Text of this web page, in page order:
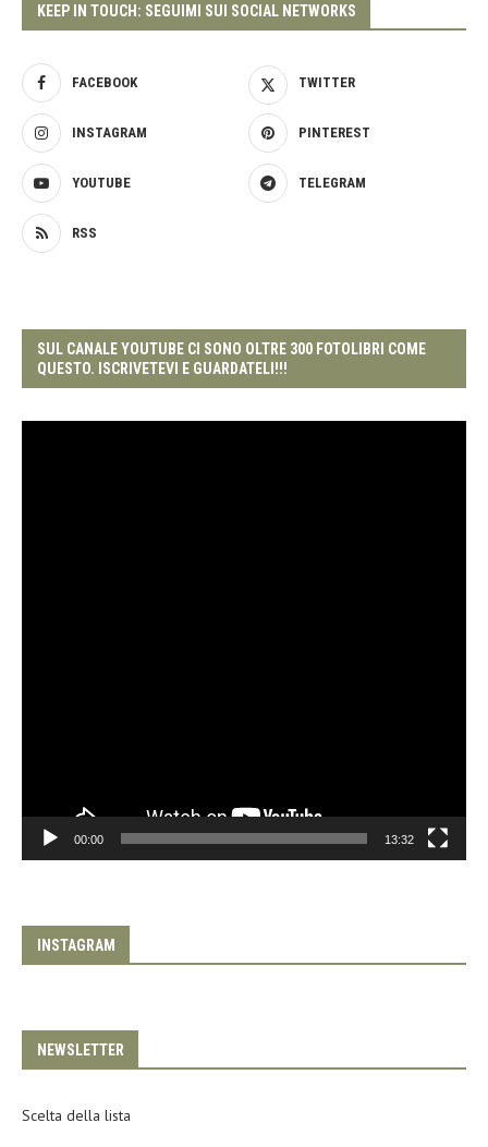
KEEP IN TOUCH: SEGUIMI SUI SOCIAL NETWORKS
FACEBOOK TWITTER
INSTAGRAM PINTEREST
YOUTUBE TELEGRAM
RSS
SUL CANALE YOUTUBE CI SONO OLTRE 300 FOTOLIBRI COME
QUESTO. ISCRIVETEVI E GUARDATELI!!!
00:00 13:32
INSTAGRAM
NEWSLETTER
Scelta della lista